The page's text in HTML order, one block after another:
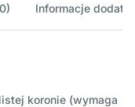
Informacje
koronie (wymaga